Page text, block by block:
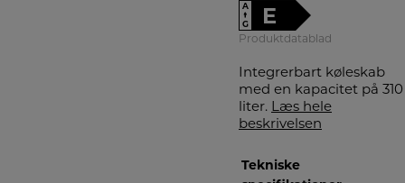
A
↑
G
E
Produktdatablad
Integrerbart køleskab
med en kapacitet på 310
liter. Læs hele
beskrivelsen
Tekniske